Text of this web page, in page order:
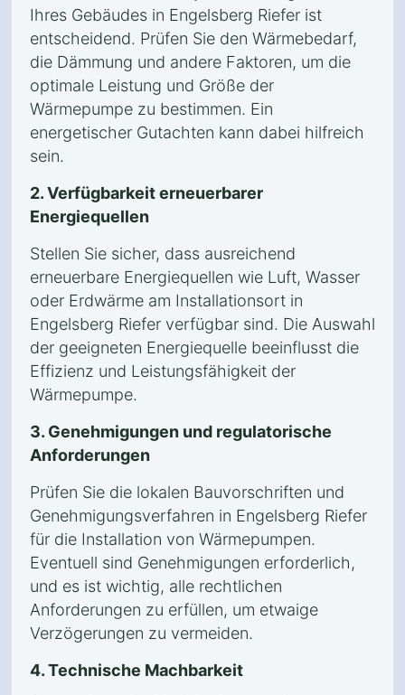
Ihres Gebäudes in Engelsberg Riefer ist
entscheidend. Prüfen Sie den Wärmebedarf,
die Dämmung und andere Faktoren, um die
optimale Leistung und Größe der
Wärmepumpe zu bestimmen. Ein
energetischer Gutachten kann dabei hilfreich
sein.
2. Verfügbarkeit erneuerbarer
Energiequellen
Stellen Sie sicher, dass ausreichend
erneuerbare Energiequellen wie Luft, Wasser
oder Erdwärme am Installationsort in
Engelsberg Riefer verfügbar sind. Die Auswahl
der geeigneten Energiequelle beeinflusst die
Effizienz und Leistungsfähigkeit der
Wärmepumpe.
3. Genehmigungen und regulatorische
Anforderungen
Prüfen Sie die lokalen Bauvorschriften und
Genehmigungsverfahren in Engelsberg Riefer
für die Installation von Wärmepumpen.
Eventuell sind Genehmigungen erforderlich,
und es ist wichtig, alle rechtlichen
Anforderungen zu erfüllen, um etwaige
Verzögerungen zu vermeiden.
4. Technische Machbarkeit